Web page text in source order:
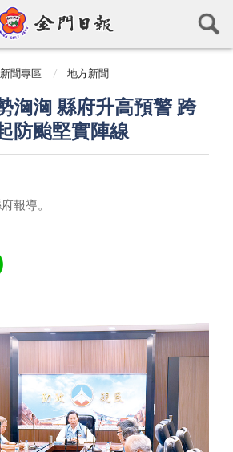
新聞專區 地方新聞
洶洶 縣府升高預警 跨
防颱堅實陣線
報導。